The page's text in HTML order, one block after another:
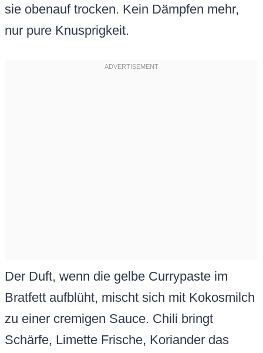
sie obenauf trocken. Kein Dämpfen mehr,
nur pure Knusprigkeit.
Der Duft, wenn die gelbe Currypaste im
Bratfett aufblüht, mischt sich mit Kokosmilch
zu einer cremigen Sauce. Chili bringt
Schärfe, Limette Frische, Koriander das